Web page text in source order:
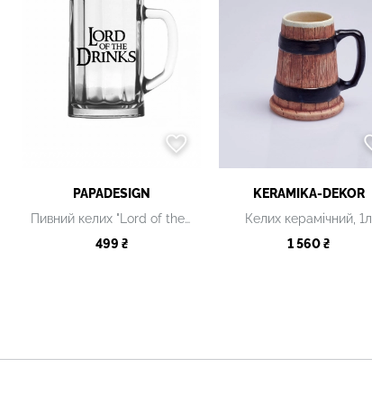
PAPADESIGN
Пивний келих "Lord of the drinks"
499 ₴
KERAMIKA-DEKOR
Келих керамічний, 1л
1 560 ₴